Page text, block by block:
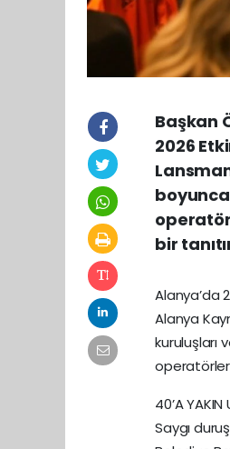
Başkan
2026
bir
Alanya’da
Alanya
kuruluşları
40’A YAKIN
Saygı